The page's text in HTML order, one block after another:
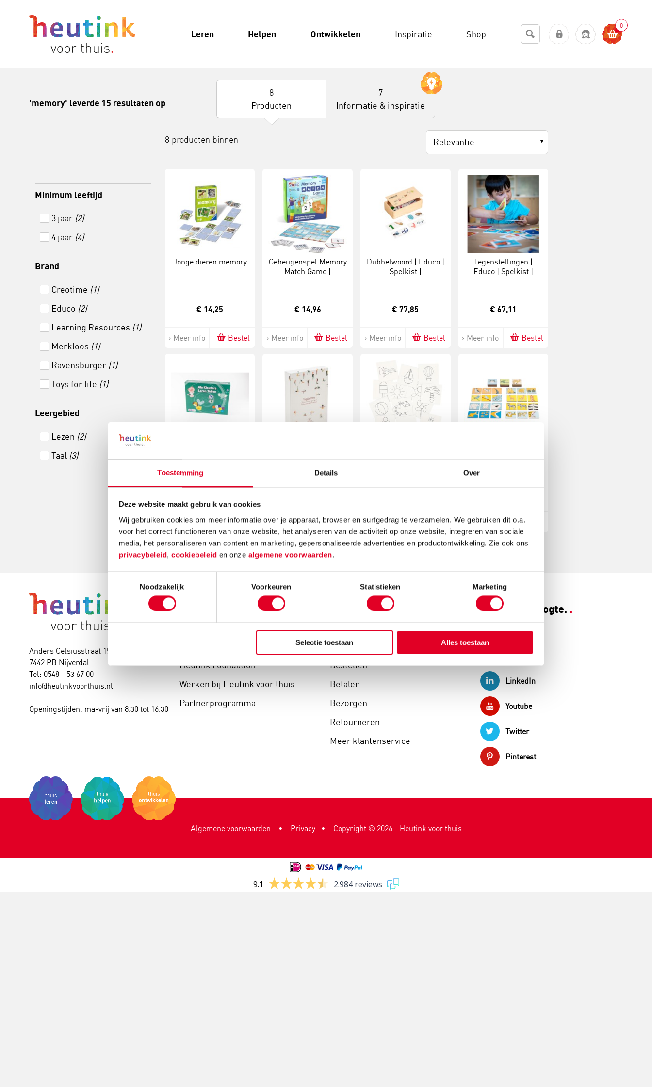
Toestemming Details Over
Deze website maakt gebruik van cookies
Wij gebruiken cookies om meer informatie over je apparaat, browser en surfgedrag te verzamelen. We gebruiken dit o.a.
voor het correct functioneren van onze website, het analyseren van de activiteit op onze website, integreren van sociale
media, het personaliseren van content en marketing, gepersonaliseerde advertenties en productontwikkeling. Zie ook ons
privacybeleid, cookiebeleid en onze algemene voorwaarden.
Noodzakelijk
Voorkeuren Statistieken Marketing
Selectie toestaan Alles toestaan
Leren Helpen Ontwikkelen Inspiratie Shop
0
'memory' leverde 15 resultaten op
8
Producten
7
Informatie & inspiratie
Minimum leeftijd
3 jaar (2)
4 jaar (4)
Brand
Creotime (1)
Educo (2)
Learning Resources (1)
Merkloos (1)
Ravensburger (1)
Toys for life (1)
Leergebied
Lezen (2)
Taal (3)
8 producten binnen Relevantie
Jonge dieren memory
€ 14,25
Meer info Bestel
Geheugenspel Memory
Match Game |
€ 14,96
Meer info Bestel
Dubbelwoord | Educo |
Spelkist |
€ 77,85
Meer info Bestel
Tegenstellingen |
Educo | Spelkist |
€ 67,11
Meer info Bestel
Meer info Bestel Meer info Bestel Meer info Bestel Meer info Bestel
Anders Celsiusstraat 15
7442 PB Nijverdal
Tel: 0548 - 53 67 00
info@heutinkvoorthuis.nl
Openingstijden: ma-vrij van 8.30 tot 16.30
Over Heutink voor thuis
Heutink Foundation
Werken bij Heutink voor thuis
Partnerprogramma
Neem contact met ons op
Bestellen
Betalen
Bezorgen
Retourneren
Meer klantenservice
Blijf op de hoogte.
Facebook
Instagram
LinkedIn
Youtube
Twitter
Pinterest
Algemene voorwaarden • Privacy Copyright © 2026- Heutink voor thuis
9.1 2.984 reviews